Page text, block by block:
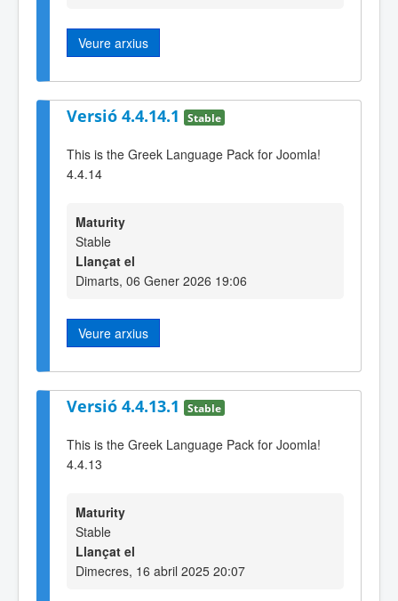
Veure arxius
Versió 4.4.14.1 Stable
This is the Greek Language Pack for Joomla!
4.4.14
Maturity
Stable
Llançat el
Dimarts, 06 Gener 2026 19:06
Veure arxius
Versió 4.4.13.1 Stable
This is the Greek Language Pack for Joomla!
4.4.13
Maturity
Stable
Llançat el
Dimecres, 16 abril 2025 20:07